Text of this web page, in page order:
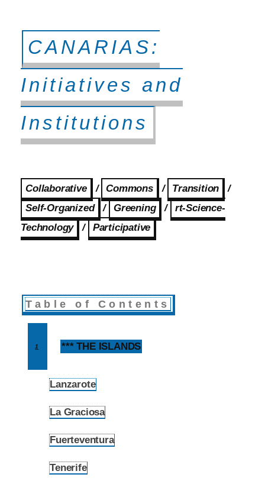
CANARIAS:
Initiatives and
Institutions
Collaborative / Commons / Transition
/
Self-Organized
/ Greening /
rt-Science-
Technology
/ Participative
Table of Contents
1 *** THE ISLANDS
Lanzarote
La Graciosa
Fuerteventura
Tenerife